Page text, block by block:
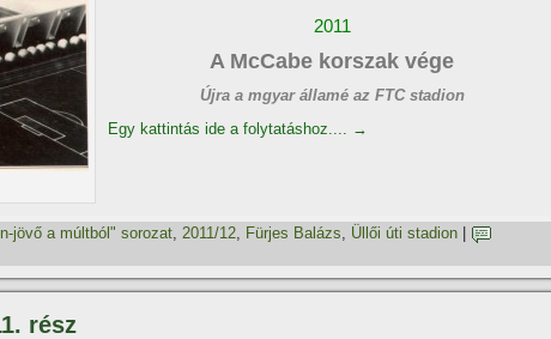
2011
A McCabe korszak vége
Újra a mgyar államé az FTC stadion
Egy kattintás ide a folytatáshoz.... →
jövő a múltból" sorozat, 2011/12, Fürjes Balázs, Üllői úti stadion
rész